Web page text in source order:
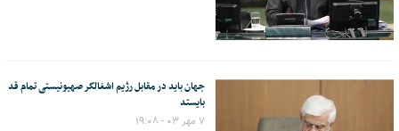
جهان باید در مقابل رژیم اشغالگر صهیونیستی تمام قد
بایستد
۷ مهر ۰۳ - ۱۹:۰۸